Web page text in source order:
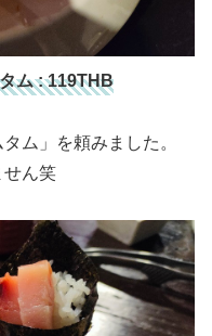
ム : 119THB
ム」を頼みました。
せん笑